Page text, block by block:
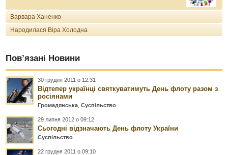
Варвара Ханенко
Народилася Віра Холодна
Пов’язані Новини
30 грудня 2011 о 12:31
Відтепер українці святкуватимуть День флоту разом з
росіянами
Громадянська ,Суспільство
29 липня 2012 о 09:12
Сьогодні відзначають День флоту України
Суспільство
22 грудня 2011 о 09:10